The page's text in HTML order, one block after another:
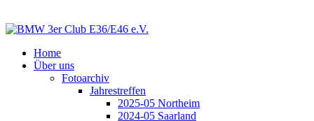
Home
Über uns
Fotoarchiv
Jahrestreffen
2025-05 Northeim
2024-05 Saarland